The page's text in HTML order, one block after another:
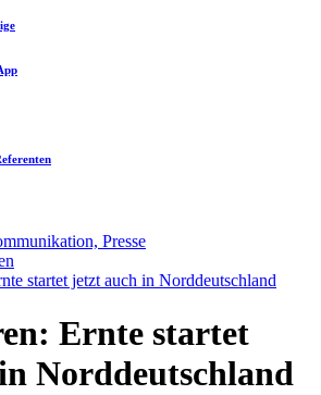
Presse
startet jetzt auch in Norddeutschland
Ernte startet
Norddeutschland